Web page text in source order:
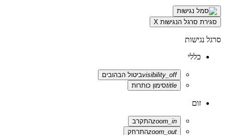
סגירת סרגל הנגישות X
סרגל נגישות
כללי
visibility_offביטול הבהובים
titleסימון כותרות
זום
zoom_inהתקרב
zoom_outהתרחק